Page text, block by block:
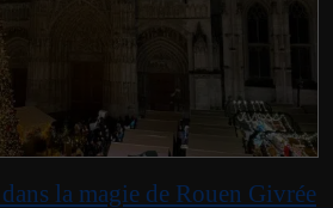
la magie de Rouen Givrée